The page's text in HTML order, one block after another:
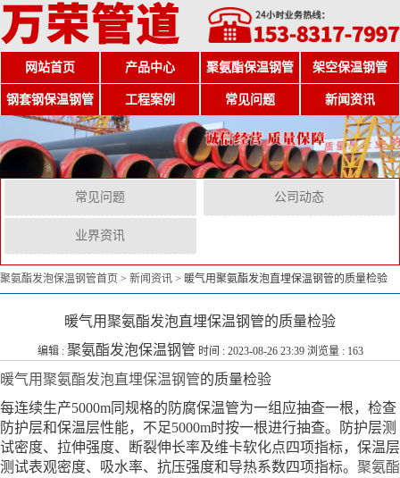
网站首页 产品中心 聚氨酯保温钢管 架空保温钢管
钢套钢保温钢管 工程案例 常见问题 新闻资讯
常见问题 公司动态
业界资讯
聚氨酯发泡保温钢管首页 > 新闻资讯 > 暖气用聚氨酯发泡直埋保温钢管的质量检验
暖气用聚氨酯发泡直埋保温钢管的质量检验
编辑 : 聚氨酯发泡保温钢管 时间 : 2023-08-26 23:39 浏览量 : 163
暖气用聚氨酯发泡直埋保温钢管的质量检验
每连续生产5000m同规格的防腐保温管为一组应抽查一根，检查
防护层和保温层性能，不足5000m时按一根进行抽查。防护层测
试密度、拉伸强度、断裂伸长率及维卡软化点四项指标，保温层
测试表观密度、吸水率、抗压强度和导热系数四项指标。 聚氨酯